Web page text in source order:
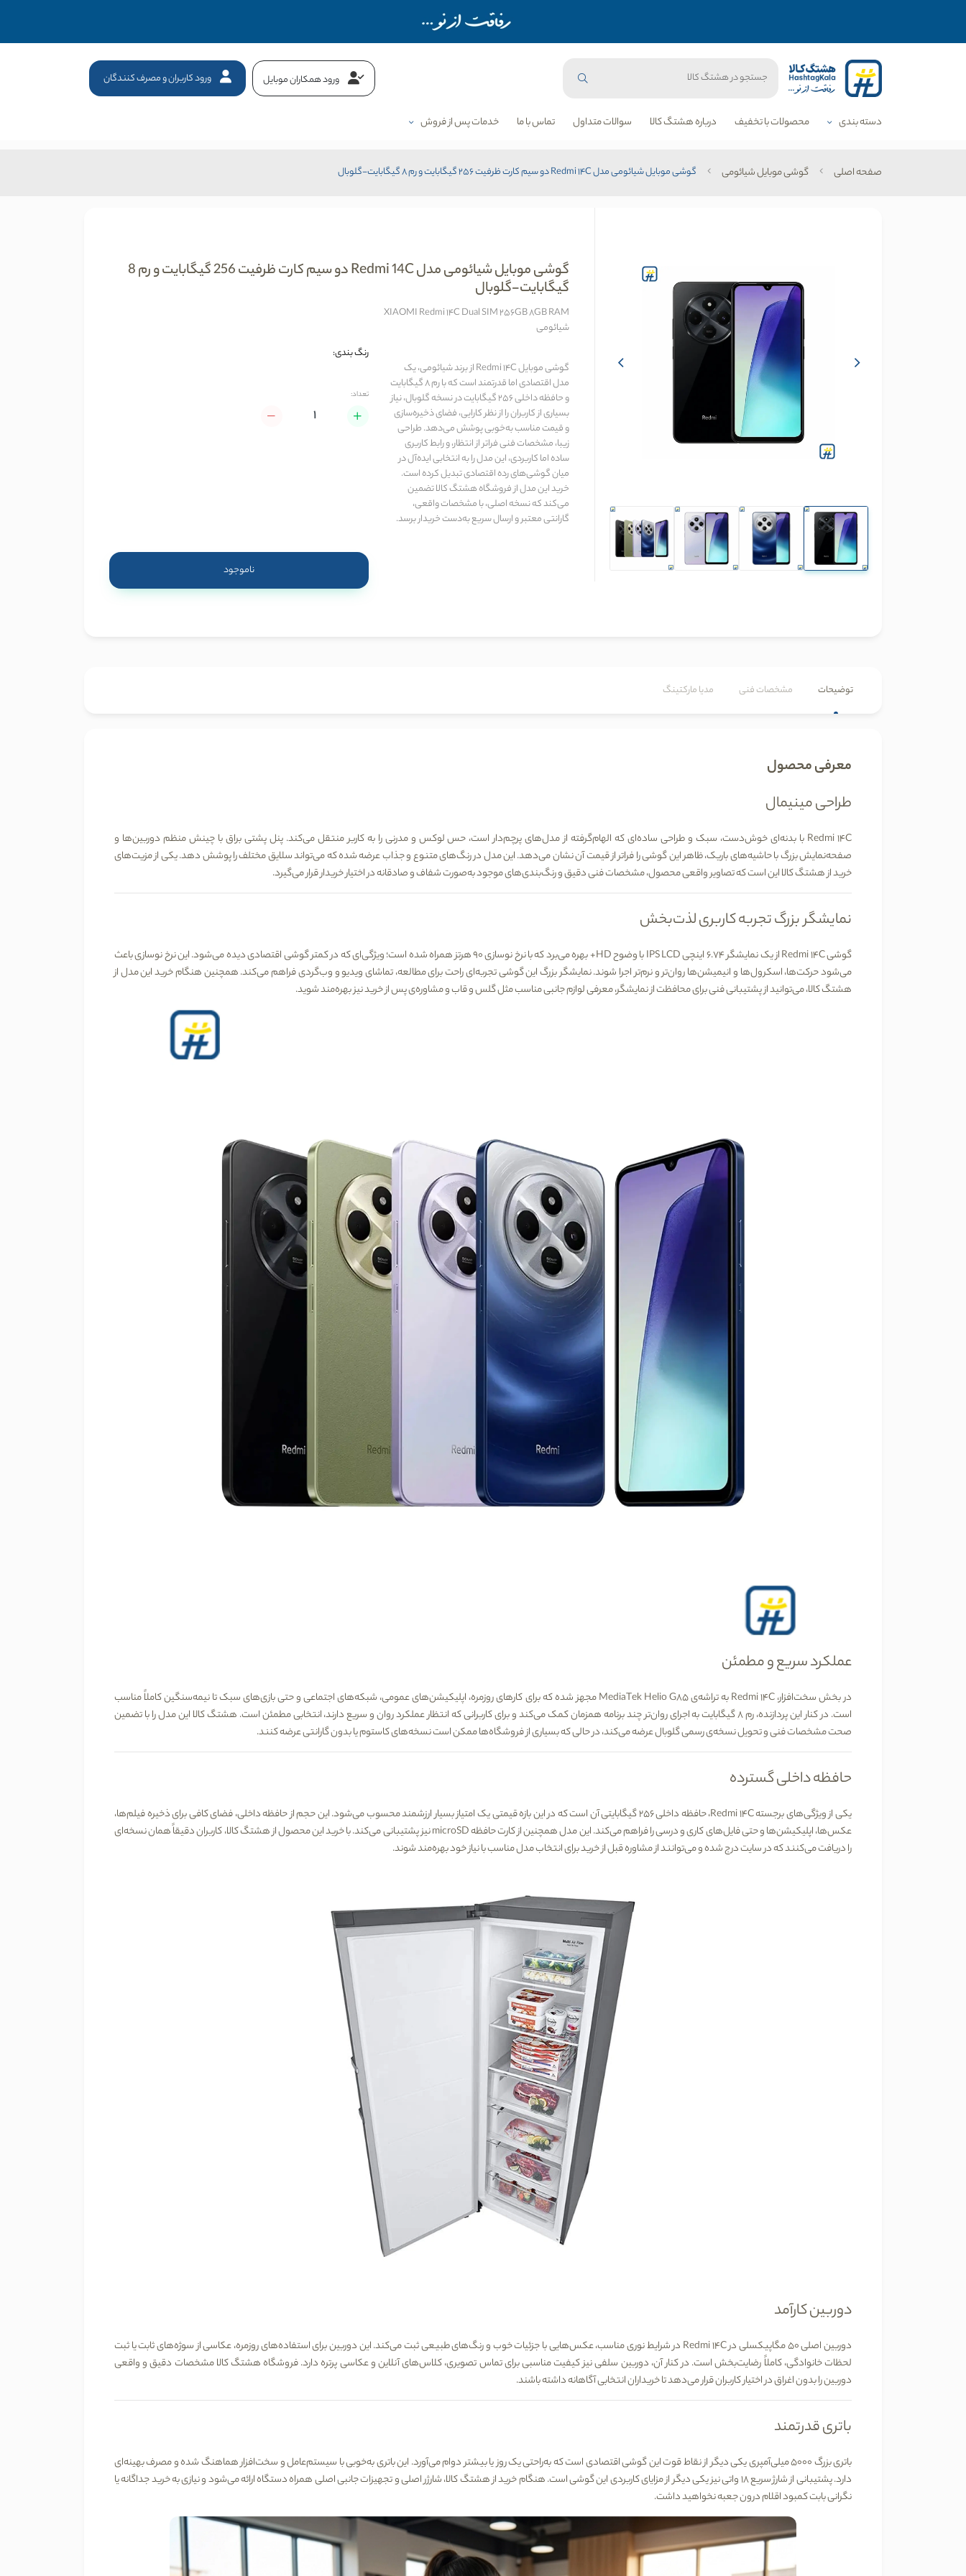
ورود همکاران موبایل ورود کاربران و مصرف کنندگان
دسته بندی محصولات با تخفیف درباره هشتگ کالا سوالات متداول تماس با ما خدمات پس از فروش
صفحه اصلی گوشی موبایل شیائومی گوشی موبایل شیائومی مدل Redmi 14C دو سیم کارت ظرفیت 256 گیگابایت و رم 8 گیگابایت-گلوبال
گوشی موبایل شیائومی مدل Redmi 14C دو سیم کارت ظرفیت 256 گیگابایت و رم 8
گیگابایت-گلوبال
XIAOMI Redmi 14C Dual SIM 256GB 8GB RAM
شیائومی
گوشی موبایل Redmi 14C از برند شیائومی، یک
مدل اقتصادی اما قدرتمند است که با رم 8 گیگابایت
و حافظه داخلی 256 گیگابایت در نسخه گلوبال، نیاز
بسیاری از کاربران را از نظر کارایی، فضای ذخیره‌سازی
و قیمت مناسب به‌خوبی پوشش می‌دهد. طراحی
زیبا، مشخصات فنی فراتر از انتظار، و رابط کاربری
ساده اما کاربردی، این مدل را به انتخابی ایده‌آل در
میان گوشی‌های رده اقتصادی تبدیل کرده است.
خرید این مدل از فروشگاه هشتگ کالا تضمین
می‌کند که نسخه اصلی، با مشخصات واقعی،
گارانتی معتبر و ارسال سریع به‌دست خریدار برسد.
رنگ بندی:
تعداد:
ناموجود
توضیحات مشخصات فنی مدیا مارکتینگ
معرفی محصول
طراحی مینیمال
Redmi 14C با بدنه‌ای خوش‌دست، سبک و طراحی ساده‌ای که الهام‌گرفته از مدل‌های پرچم‌دار است، حس لوکس و مدرنی را به کاربر منتقل می‌کند. پنل پشتی براق با چینش منظم دوربین‌ها و
صفحه‌نمایش بزرگ با حاشیه‌های باریک، ظاهر این گوشی را فراتر از قیمت آن نشان می‌دهد. این مدل در رنگ‌های متنوع و جذاب عرضه شده که می‌تواند سلایق مختلف را پوشش دهد. یکی از مزیت‌های
خرید ازهشتگ کالااین است که تصاویر واقعی محصول، مشخصات فنی دقیق و رنگ‌بندی‌های موجود به‌صورت شفاف و صادقانه در اختیار خریدار قرار می‌گیرد.
نمایشگر بزرگ تجربه کاربری لذت‌بخش
گوشی Redmi 14C از یک نمایشگر 6.74 اینچی IPS LCD با وضوح HD+ بهره می‌برد که با نرخ نوسازی 90 هرتز
همراه شده است؛ ویژگی‌ای که در کمتر گوشی اقتصادی دیده می‌شود. این نرخ نوسازی باعث
می‌شود حرکت‌ها، اسکرول‌ها و انیمیشن‌ها روان‌تر و نرم‌تر اجرا شوند. نمایشگر بزرگ این گوشی تجربه‌ای راحت برای مطالعه، تماشای ویدیو و وب‌گردی فراهم می‌کند. همچنین هنگام خرید این مدل از
هشتگ کالا، می‌توانید از پشتیبانی فنی برای محافظت از نمایشگر، معرفی لوازم جانبی مناسب مثل گلس و قاب و مشاوره‌ی پس از خرید نیز بهره‌مند شوید.
عملکرد سریع و مطمئن
در بخش سخت‌افزار، Redmi 14C به تراشه‌ی MediaTek Helio G85مجهز شده که برای کارهای روزمره، اپلیکیشن‌های عمومی، شبکه‌های اجتماعی و حتی بازی‌های سبک تا نیمه‌سنگین کاملاً مناسب
است. در کنار این پردازنده، رم 8 گیگابایت به اجرای روان‌تر چند برنامه همزمان کمک می‌کند و برای کاربرانی که انتظار عملکرد روان و سریع دارند، انتخابی مطمئن است.
هشتگ کالا این مدل را با تضمین
صحت مشخصات فنی و تحویل نسخه‌ی رسمی گلوبال عرضه می‌کند، در حالی که بسیاری از فروشگاه‌ها ممکن است نسخه‌های کاستوم یا بدون گارانتی عرضه کنند.
حافظه داخلی گسترده
یکی از ویژگی‌های برجسته Redmi 14C، حافظه داخلی 256 گیگابایتی
آن است که در این بازه قیمتی یک امتیاز بسیار ارزشمند محسوب می‌شود. این حجم از حافظه داخلی، فضای کافی برای ذخیره فیلم‌ها،
عکس‌ها، اپلیکیشن‌ها و حتی فایل‌های کاری و درسی را فراهم می‌کند. این مدل همچنین از کارت حافظه microSD نیز پشتیبانی می‌کند. با خرید این محصول از
هشتگ کالا، کاربران دقیقاً همان نسخه‌ای
را دریافت می‌کنند که در سایت درج شده و می‌توانند از مشاوره قبل از خرید برای انتخاب مدل مناسب با نیاز خود بهره‌مند شوند.
دوربین‌ کارآمد
دوربین اصلی50 مگاپیکسلی
در Redmi 14C در شرایط نوری مناسب، عکس‌هایی با جزئیات خوب و رنگ‌های طبیعی ثبت می‌کند. این دوربین برای استفاده‌های روزمره، عکاسی از سوژه‌های ثابت یا ثبت
لحظات خانوادگی، کاملاً رضایت‌بخش است. در کنار آن، دوربین سلفی نیز کیفیت مناسبی برای تماس تصویری، کلاس‌های آنلاین و عکاسی پرتره دارد. فروشگاههشتگ کالامشخصات دقیق و واقعی
دوربین را بدون اغراق در اختیار کاربران قرار می‌دهد تا خریداران انتخابی آگاهانه داشته باشند.
باتری قدرتمند
باتری بزرگ5000 میلی‌آمپری
یکی دیگر از نقاط قوت این گوشی اقتصادی است که به‌راحتی یک روز یا بیشتر دوام می‌آورد. این باتری به‌خوبی با سیستم‌عامل و سخت‌افزار هماهنگ شده و مصرف بهینه‌ای
دارد. پشتیبانی از شارژ سریع 18 واتی نیز یکی دیگر از مزایای کاربردی این گوشی است. هنگام خرید از
هشتگ کالا، شارژر اصلی و تجهیزات جانبی اصلی همراه دستگاه ارائه می‌شود و نیازی به خرید جداگانه یا
نگرانی بابت کمبود اقلام درون جعبه نخواهید داشت.